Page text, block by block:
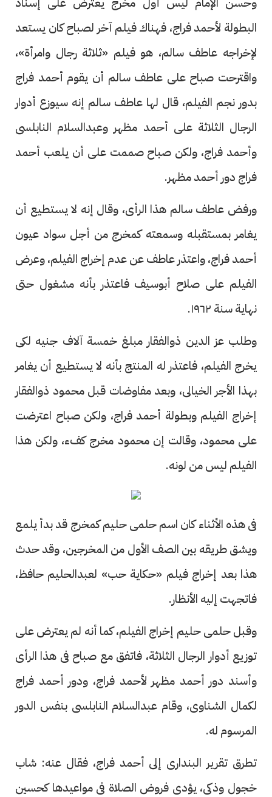
البطولة لأحمد فراج، فهناك فيلم آخر لصباح كان يستعد
لإخراجه عاطف سالم، هو فيلم «ثلاثة رجال وامرأة»،
واقترحت صباح على عاطف سالم أن يقوم أحمد فراج
بدور نجم الفيلم، قال لها عاطف سالم إنه سيوزع أدوار
الرجال الثلاثة على أحمد مظهر وعبدالسلام النابلسى
وأحمد فراج، ولكن صباح صممت على أن يلعب أحمد
فراج دور أحمد مظهر.
ورفض عاطف سالم هذا الرأى، وقال إنه لا يستطيع أن
يغامر بمستقبله وسمعته كمخرج من أجل سواد عيون
أحمد فراج، واعتذر عاطف عن عدم إخراج الفيلم، وعرض
الفيلم على صلاح أبوسيف فاعتذر بأنه مشغول حتى
نهاية سنة ١٩٦٢.
وطلب عز الدين ذوالفقار مبلغ خمسة آلاف جنيه لكى
يخرج الفيلم، فاعتذر له المنتج بأنه لا يستطيع أن يغامر
بهذا الأجر الخيالى، وبعد مفاوضات قبل محمود ذوالفقار
إخراج الفيلم وبطولة أحمد فراج، ولكن صباح اعترضت
على محمود، وقالت إن محمود مخرج كفء، ولكن هذا
الفيلم ليس من لونه.
فى هذه الأثناء كان اسم حلمى حليم كمخرج قد بدأ يلمع
ويشق طريقه بين الصف الأول من المخرجين، وقد حدث
هذا بعد إخراج فيلم «حكاية حب» لعبدالحليم حافظ،
فاتجهت إليه الأنظار.
وقبل حلمى حليم إخراج الفيلم، كما أنه لم يعترض على
توزيع أدوار الرجال الثلاثة، فاتفق مع صباح فى هذا الرأى
وأسند دور أحمد مظهر لأحمد فراج، ودور أحمد فراج
لكمال الشناوى، وقام عبدالسلام النابلسى بنفس الدور
المرسوم له.
تطرق تقرير البندارى إلى أحمد فراج، فقال عنه: شاب
خجول وذكى، يؤدى فروض الصلاة فى مواعيدها كحسين